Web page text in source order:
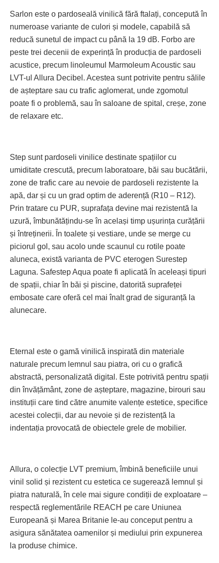
Sarlon este o pardoseală vinilică fără ftalați, concepută în
numeroase variante de culori și modele, capabilă să
reducă sunetul de impact cu până la 19 dB. Forbo are
peste trei decenii de experință în producția de pardoseli
acus­tice, precum linoleumul Mar­mo­leum Acoustic sau
LVT-ul Allura Decibel. Acestea sunt potrivite pentru sălile
de așteptare sau cu trafic aglomerat, unde zgomotul
poate fi o problemă, sau în saloane de spital, creșe, zone
de relaxare etc.
Step sunt pardoseli vinilice des­tinate spațiilor cu
umiditate crescută, precum laboratoare, băi sau bucătării,
zone de trafic care au nevoie de pardoseli rezistente la
apă, dar și cu un grad optim de aderență (R10 – R12).
Prin tratare cu PUR, suprafața devine mai rezistentă la
uzură, îmbunătățindu-se în același timp ușurința curățării
și întreținerii. În toalete și vestiare, unde se merge cu
piciorul gol, sau acolo unde scaunul cu rotile poate
aluneca, există varianta de PVC eterogen Surestep
Laguna. Safestep Aqua poate fi aplicată în aceleași tipuri
de spații, chiar în băi și piscine, datorită suprafeței
embosate care oferă cel mai înalt grad de siguranță la
alunecare.
Eternal este o gamă vinilică inspi­rată din materiale
naturale precum lem­nul sau piatra, ori cu o grafică
abstractă, personalizată digital. Este potrivită pentru spații
din învățământ, zone de așteptare, magazine, birouri sau
instituții care tind către anumite valențe estetice, specifice
acestei colecții, dar au nevoie și de rezistență la
indentația provocată de obiectele grele de mobilier.
Allura, o colecție LVT premium, îmbină beneficiile unui
vinil solid și rezistent cu estetica ce sugerează lemnul și
piatra naturală, în cele mai sigure condiții de exploatare –
respectă reglementările REACH pe care Uniunea
Europeană și Marea Britanie le-au conceput pentru a
asigura sănătatea oamenilor și mediului prin expunerea
la produse chimice.